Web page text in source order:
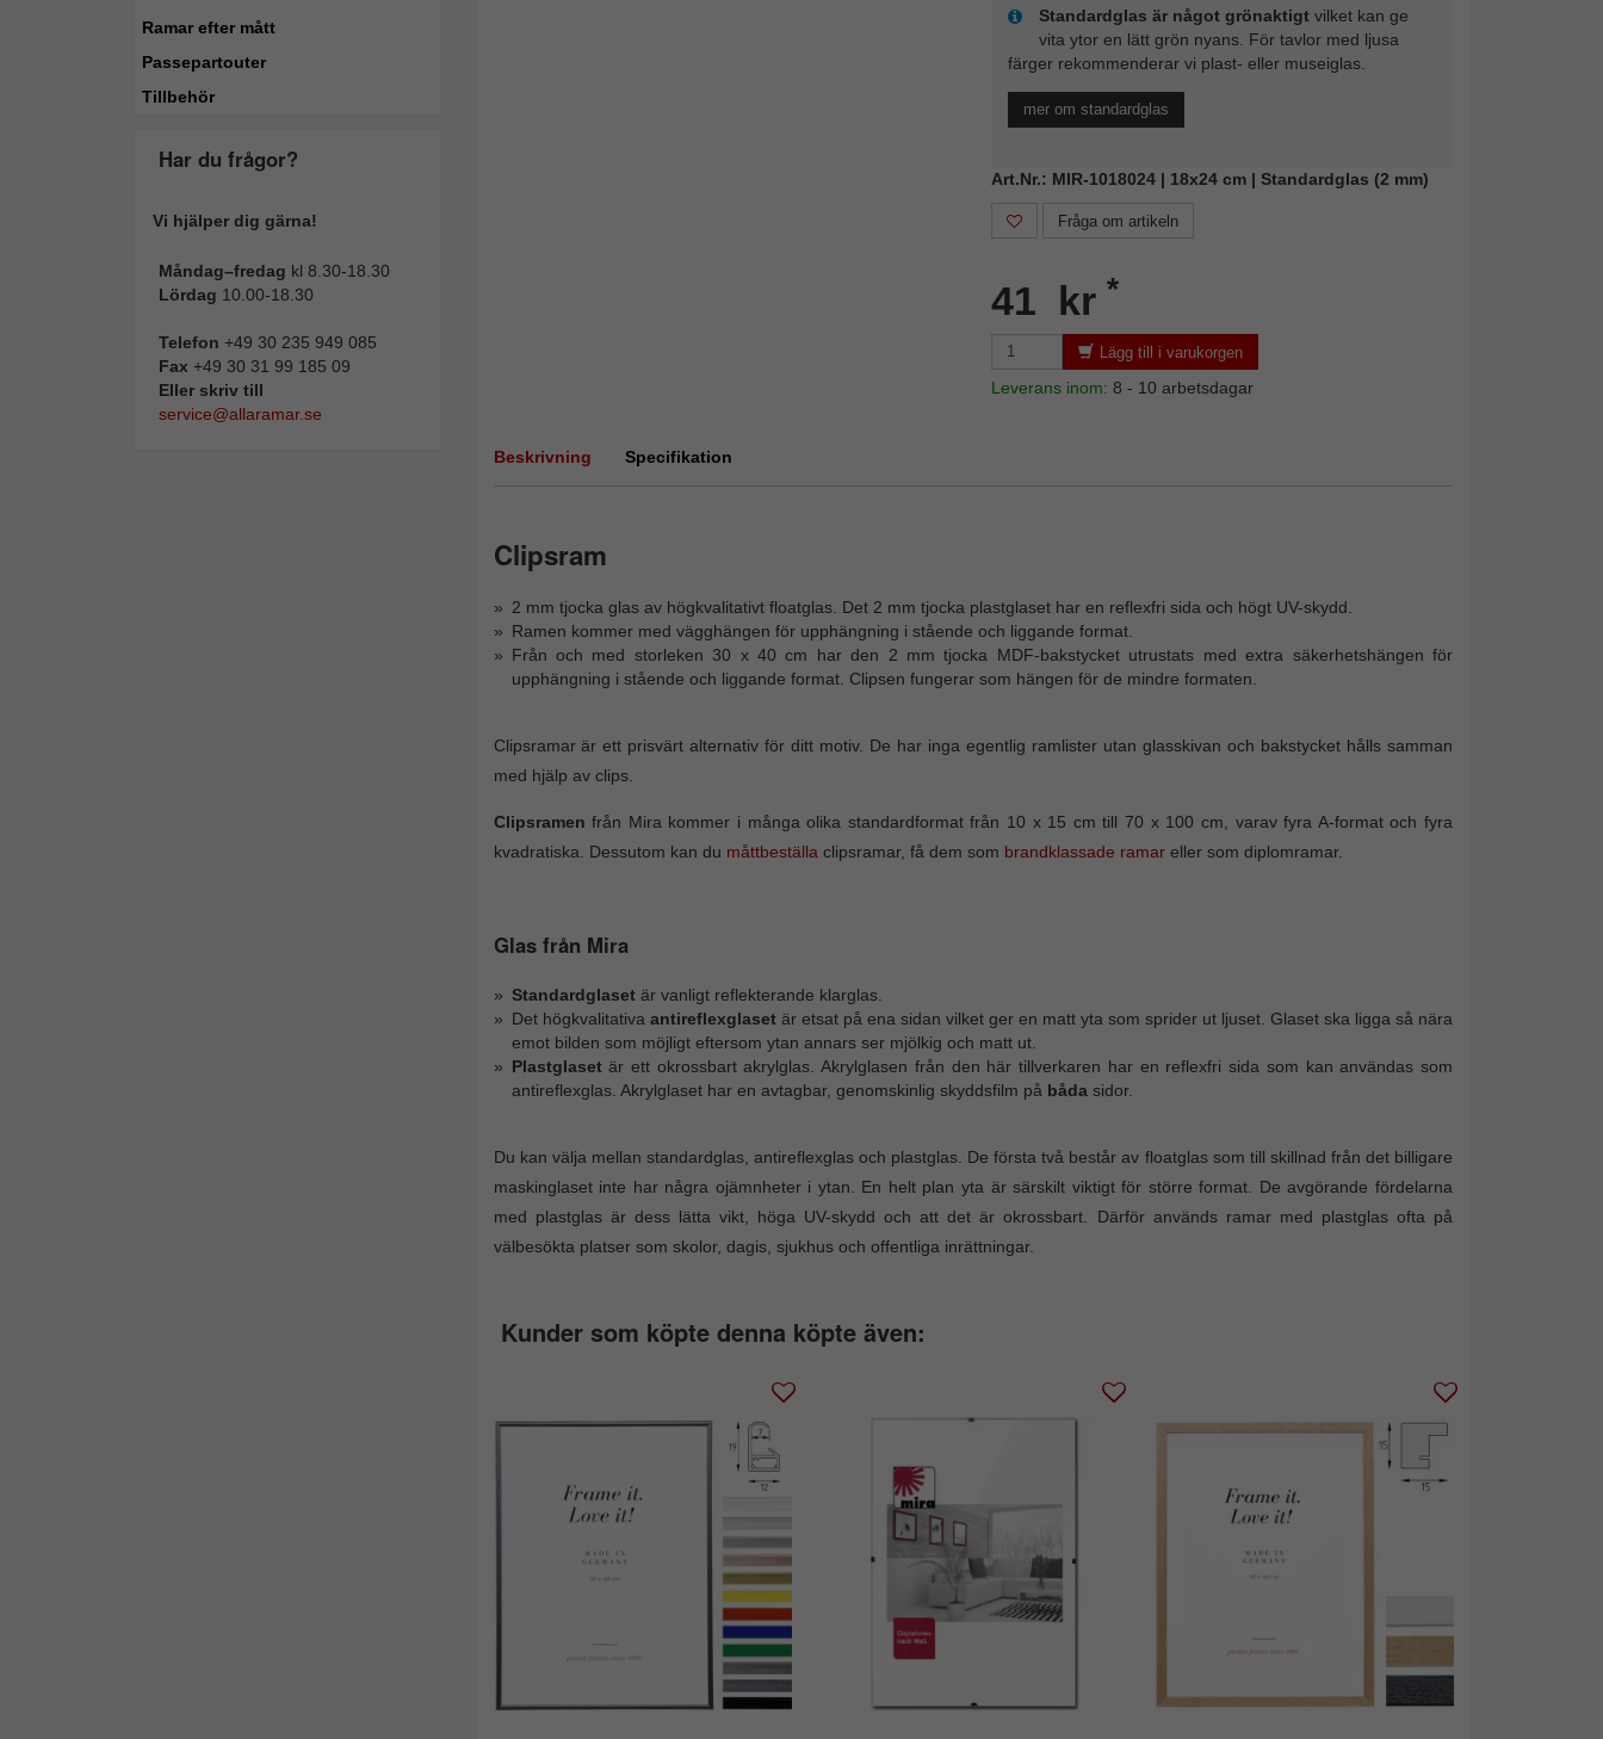
Ramar efter mått
Passepartouter
Tillbehör
Har du frågor?
Vi hjälper dig gärna!
Måndag–fredag kl 8.30-18.30
Lördag 10.00-18.30
Telefon +49 30 235 949 085
Fax +49 30 31 99 185 09
Eller skriv till
service@allaramar.se
Standardglas är något grönaktigtvilket kan ge
vita ytor en lätt grön nyans. För tavlor med ljusa
färger rekommenderar vi plast- eller museiglas.
mer om standardglas
Art.Nr.: MIR-1018024 | 18x24 cm | Standardglas (2 mm)
Fråga om artikeln
41 kr *
Lägg till i varukorgen
Leverans inom: 8 - 10 arbetsdagar
Beskrivning Specifikation
Clipsram
2 mm tjocka glas av högkvalitativt floatglas. Det 2 mm tjocka plastglaset har en reflexfri sida och högt UV-skydd.
Ramen kommer med vägghängen för upphängning i stående och liggande format.
Från och med storleken 30 x 40 cm har den 2 mm tjocka MDF-bakstycket utrustats med extra säkerhetshängen för
upphängning i stående och liggande format. Clipsen fungerar som hängen för de mindre formaten.
Clipsramar är ett prisvärt alternativ för ditt motiv. De har inga egentlig ramlister utan glasskivan och bakstycket hålls samman
med hjälp av clips.
Clipsramen från Mira kommer i många olika standardformat från 10 x 15 cm till 70 x 100 cm, varav fyra A-format och fyra
kvadratiska. Dessutom kan du måttbeställa clipsramar, få dem som brandklassade ramareller som diplomramar.
Glas från Mira
Standardglasetär vanligt reflekterande klarglas.
Det högkvalitativa antireflexglasetär etsat på ena sidan vilket ger en matt yta som sprider ut ljuset. Glaset ska ligga så nära
emot bilden som möjligt eftersom ytan annars ser mjölkig och matt ut.
Plastglasetär ett okrossbart akrylglas. Akrylglasen från den här tillverkaren har en reflexfri sida som kan användas som
antireflexglas. Akrylglaset har en avtagbar, genomskinlig skyddsfilm på båda sidor.
Du kan välja mellan standardglas, antireflexglas och plastglas. De första två består av floatglas som till skillnad från det billigare
maskinglaset inte har några ojämnheter i ytan. En helt plan yta är särskilt viktigt för större format. De avgörande fördelarna
med plastglas är dess lätta vikt, höga UV-skydd och att det är okrossbart. Därför används ramar med plastglas ofta på
välbesökta platser som skolor, dagis, sjukhus och offentliga inrättningar.
Kunder som köpte denna köpte även: